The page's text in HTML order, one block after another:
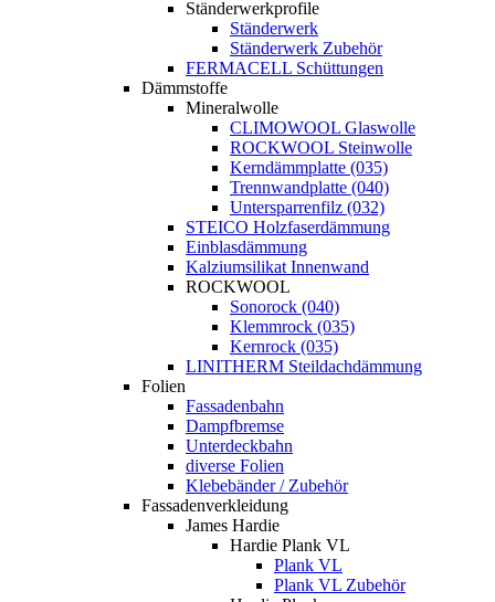
Ständerwerkprofile
Ständerwerk
Ständerwerk Zubehör
FERMACELL Schüttungen
Dämmstoffe
Mineralwolle
CLIMOWOOL Glaswolle
ROCKWOOL Steinwolle
Kerndämmplatte (035)
Trennwandplatte (040)
Untersparrenfilz (032)
STEICO Holzfaserdämmung
Einblasdämmung
Kalziumsilikat Innenwand
ROCKWOOL
Sonorock (040)
Klemmrock (035)
Kernrock (035)
LINITHERM Steildachdämmung
Folien
Fassadenbahn
Dampfbremse
Unterdeckbahn
diverse Folien
Klebebänder / Zubehör
Fassadenverkleidung
James Hardie
Hardie Plank VL
Plank VL
Plank VL Zubehör